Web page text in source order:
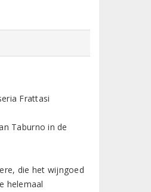
Taburno in de
die het wijngoed
helemaal